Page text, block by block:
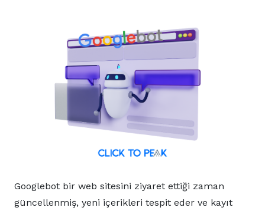
Googlebot bir web sitesini ziyaret ettiği zaman
güncellenmiş, yeni içerikleri tespit eder ve kayıt